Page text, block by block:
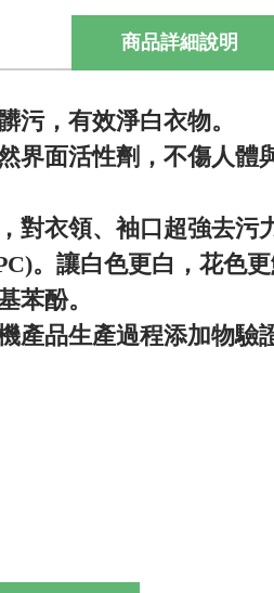
商品詳細說明
，有效淨白衣物。
界面活性劑，不傷人體
衣領、袖口超強去污
。讓白色更白，花色更
苯酚。
品生產過程添加物驗